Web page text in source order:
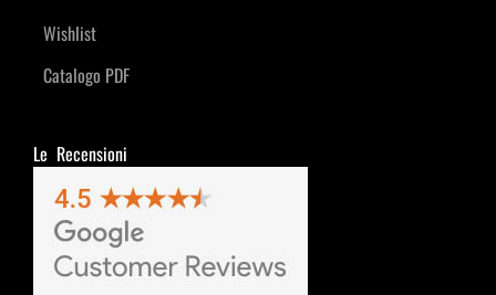
Wishlist
Catalogo PDF
Le Recensioni